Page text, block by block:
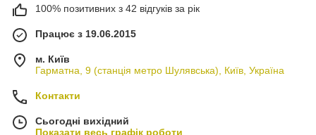
100% позитивних з 42 відгуків за рік
Працює з 19.06.2015
м. Київ
Гарматна, 9 (станція метро Шулявська), Київ, Україна
Контакти
Сьогодні вихідний
Показати весь графік роботи